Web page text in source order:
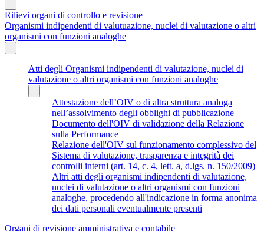
Rilievi organi di controllo e revisione
Organismi indipendenti di valutuazione, nuclei di valutazione o altri
organismi con funzioni analoghe
Atti degli Organismi indipendenti di valutazione, nuclei di
valutazione o altri organismi con funzioni analoghe
Attestazione dell’OIV o di altra struttura analoga
nell’assolvimento degli obblighi di pubblicazione
Documento dell'OIV di validazione della Relazione
sulla Performance
Relazione dell'OIV sul funzionamento complessivo del
Sistema di valutazione, trasparenza e integrità dei
controlli interni (art. 14, c. 4, lett. a, d.lgs. n. 150/2009)
Altri atti degli organismi indipendenti di valutazione,
nuclei di valutazione o altri organismi con funzioni
analoghe, procedendo all'indicazione in forma anonima
dei dati personali eventualmente presenti
Organi di revisione amministrativa e contabile